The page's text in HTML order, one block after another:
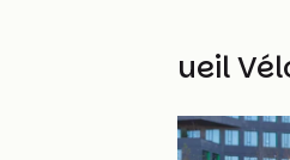
Autres Accueil